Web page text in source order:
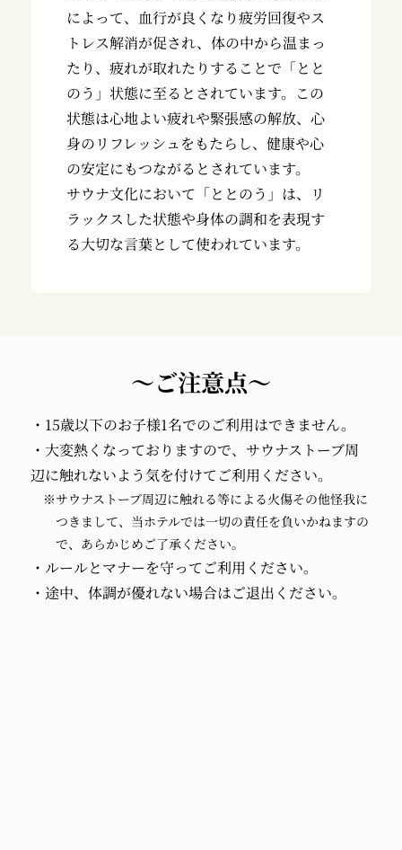
によって、血行が良くなり疲労回復やス
トレス解消が促され、体の中から温まっ
たり、疲れが取れたりすることで「とと
のう」状態に至るとされています。この
状態は心地よい疲れや緊張感の解放、心
身のリフレッシュをもたらし、健康や心
の安定にもつながるとされています。
サウナ文化において「ととのう」は、リ
ラックスした状態や身体の調和を表現す
る大切な言葉として使われています。
～ご注意点～
・15歳以下のお子様1名でのご利用はできません。
・大変熱くなっておりますので、サウナストーブ周
辺に触れないよう気を付けてご利用ください。
※サウナストーブ周辺に触れる等による火傷その他怪我に
つきまして、当ホテルでは一切の責任を負いかねますの
で、あらかじめご了承ください。
・ルールとマナーを守ってご利用ください。
・途中、体調が優れない場合はご退出ください。